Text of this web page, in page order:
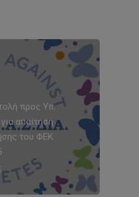
προς Υπ.
απαίτηση
του ΦΕΚ